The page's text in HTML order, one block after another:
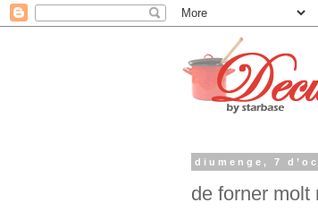
diumenge, 7
de forner molt